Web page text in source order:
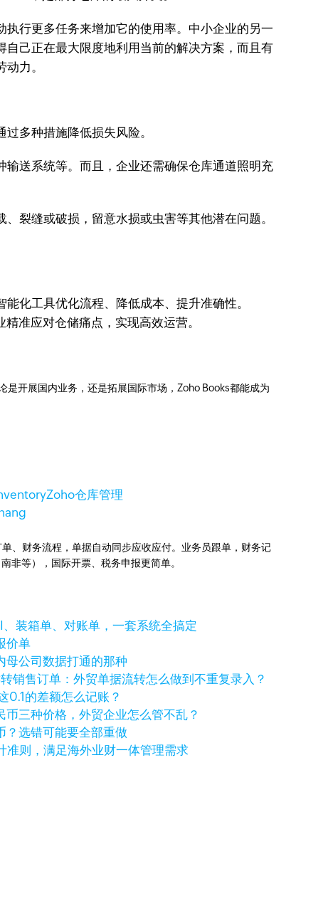
行更多任务来增加它的使用率。中小企业的另一
己正在最大限度地利用当前的解决方案，而且有
力。
多种措施降低损失风险。
送系统等。而且，企业还需确保仓库通道照明充
裂缝或破损，留意水损或虫害等其他潜在问题。
化工具优化流程、降低成本、提升准确性。
准应对仓储痛点，实现高效运营。
是开展国内业务，还是拓展国际市场，Zoho Books都能成为
Zoho仓库管理
、财务流程，单据自动同步应收应付。业务员跟单，财务记
非等），国际开票、税务申报更简单。
装箱单、对账单，一套系统全搞定
价单
母公司数据打通的那种
销售订单：外贸单据流转怎么做到不重复录入？
0.1的差额怎么记账？
三种价格，外贸企业怎么管不乱？
？选错可能要全部重做
准则，满足海外业财一体管理需求